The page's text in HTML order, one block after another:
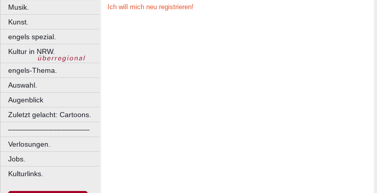
Musik.
Kunst.
engels spezial.
Kultur in NRW.
engels-Thema.
Auswahl.
Augenblick
Zuletzt gelacht: Cartoons.
––––––––––––––––––––
Verlosungen.
Jobs.
Kulturlinks.
Ich will mich neu registrieren!